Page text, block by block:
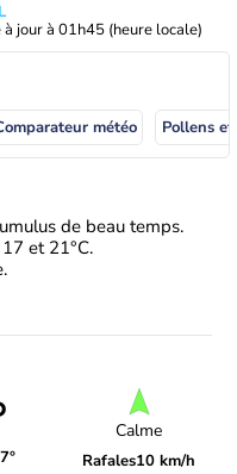
jour à 01h45 (heure locale)
météo Pollens
de beau temps.
et 21°C.
Calme
Rafales10 km/h